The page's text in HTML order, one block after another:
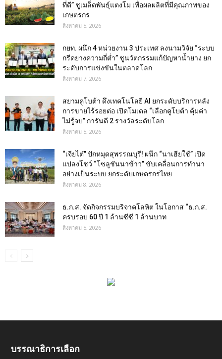
ที่ดี” ชูเมล็ดพันธุ์แตงโม เพื่อผลผลิตที่มีคุณภาพของ
เกษตรกร
สิงหาคม 5, 2026
กยท. ผนึก 4 หน่วยงาน 3 ประเทศ ลงนามวิจัย “ระบบ
กรีดยางความถี่ต่ำ” ชูนวัตกรรมแก้ปัญหาน้ำยาง ยก
ระดับการแข่งขันในตลาดโลก
สิงหาคม 7, 2026
สยามคูโบต้า ดึงเทคโนโลยี AI ยกระดับบริการหลัง
การขายไร้รอยต่อ เปิดโมเดล “เลือกคูโบต้า คุ้มค่า
ไม่รู้จบ” การันตี 2 รางวัลระดับโลก
สิงหาคม 5, 2026
“เจียไต๋” ปักหมุดสุพรรณบุรี! ผนึก “นาเฮียใช้” เปิด
แปลงโชว์ “โซลูชันนาข้าว” ขับเคลื่อนการทำนา
อย่างเป็นระบบ ยกระดับเกษตรกรไทย
สิงหาคม 8, 2026
ธ.ก.ส. จัดกิจกรรมบริจาคโลหิต ในโอกาส “ธ.ก.ส.
ครบรอบ 60 ปี 1 ล้านซีซี 1 ล้านบาท
สิงหาคม 5, 2026
บรรณาธิการเลือก